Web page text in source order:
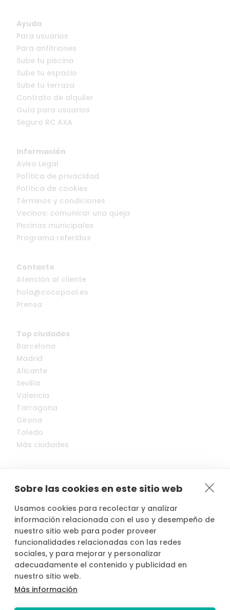
Sobre las cookies en este sitio web
Usamos cookies para recolectar y analizar
información relacionada con el uso y desempeño de
nuestro sitio web para poder proveer
funcionalidades relacionadas con las redes
sociales, y para mejorar y personalizar
adecuadamente el contenido y publicidad en
nuestro sitio web.
Más información
© 2022-2026 Cocopool, Inc. All rights reserved.
 Anfitriones asegurados*
Ayuda
Para usuarios
Para anfitriones
Sube tu piscina
Sube tu espacio
Sube tu terraza
Contrato de alquiler
Guía para usuarios
Seguro RC AXA
Información
Aviso Legal
Política de privacidad
Política de cookies
Términos y condiciones
Vecinos: comunicar una queja
Piscinas municipales
Programa referidos
Contacto
Atención al cliente
hola@cocopool.es
Prensa
Top ciudades
Barcelona
Madrid
Alicante
Sevilla
Valencia
Tarragona
Girona
Toledo
Más ciudades